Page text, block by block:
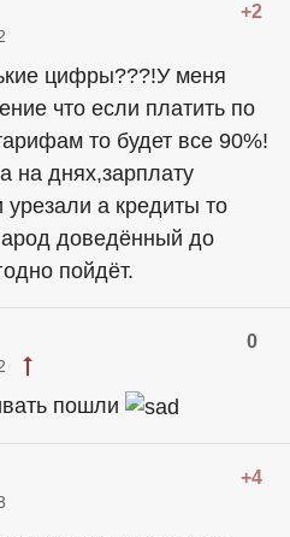
+2
цифры???!У меня
что если платить по
то будет все 90%!
на днях,зарплату
а кредиты то
доведённый до
пойдёт.
0
пошли
+4